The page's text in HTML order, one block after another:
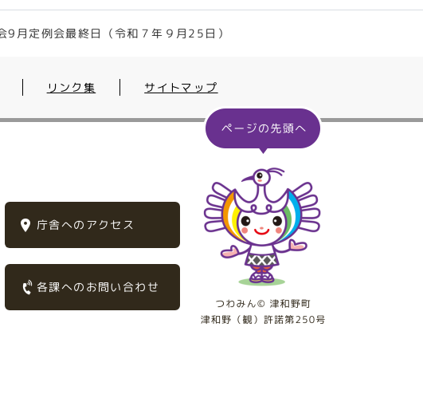
9月定例会最終日（令和７年９月25日）
リンク集 サイトマップ
庁舎へのアクセス
各課へのお問い合わせ